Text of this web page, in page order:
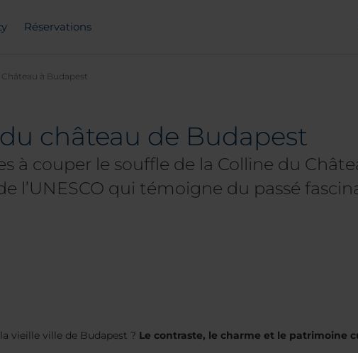
Réservations
à Budapest
château de Budapest
à couper le souffle de la Colline du
qui témoigne du passé
vieille ville de Budapest ? Le contraste, le charme et le patrimoine